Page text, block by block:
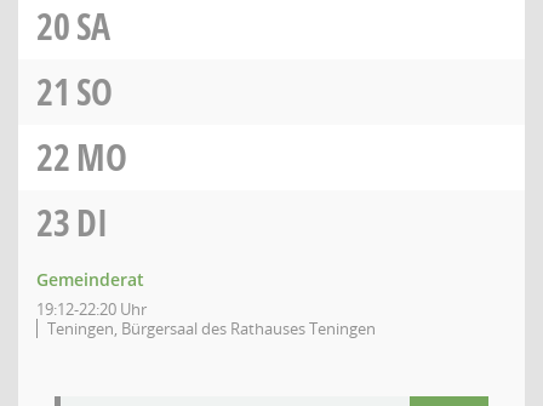
20SA
21 SO
22MO
23DI
Gemeinderat
19:12-22:20 Uhr
Teningen, Bürgersaal des Rathauses Teningen